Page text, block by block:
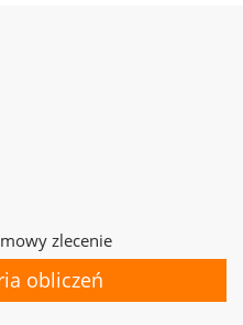
zlecenie
obliczeń